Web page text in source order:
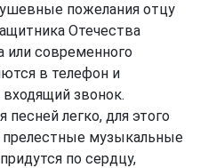
пожелания отцу
Отечества
или современного
в телефон и
звонок.
легко, для этого
музыкальные
по сердцу,